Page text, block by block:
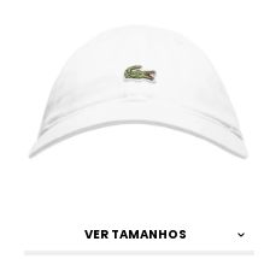
VER TAMANHOS